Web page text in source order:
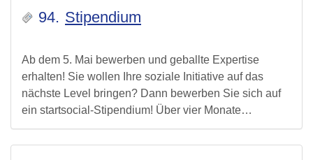
94. Stipendium
Ab dem 5. Mai bewerben und geballte Expertise
erhalten! Sie wollen Ihre soziale Initiative auf das
nächste Level bringen? Dann bewerben Sie sich auf
ein startsocial-Stipendium! Über vier Monate…